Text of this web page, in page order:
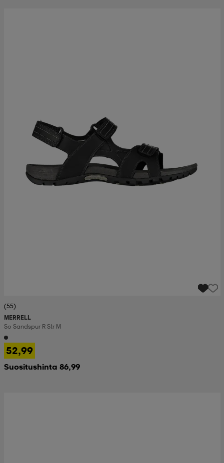
(55)
MERRELL
So Sandspur R Str M
52,99
Suositushinta 86,99